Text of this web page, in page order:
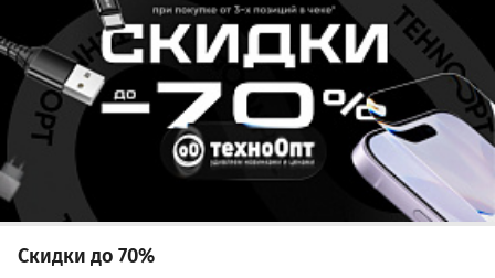
Скидки до 70%